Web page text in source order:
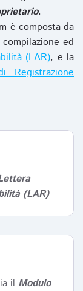
.
è composta da
ed
(LAR), e la
Registrazione
(LAR)
il Modulo